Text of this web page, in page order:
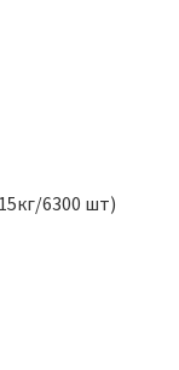
6300 шт)